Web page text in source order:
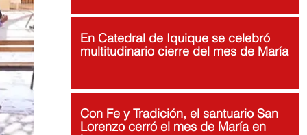
En Catedral de Iquique se celebró
multitudinario cierre del mes de María
Con Fe y Tradición, el santuario San
Lorenzo cerró el mes de María en